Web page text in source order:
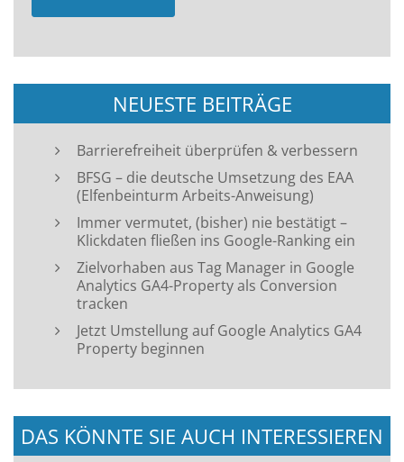
NEUESTE BEITRÄGE
Barrierefreiheit überprüfen & verbessern
BFSG – die deutsche Umsetzung des EAA
(Elfenbeinturm Arbeits-Anweisung)
Immer vermutet, (bisher) nie bestätigt –
Klickdaten fließen ins Google-Ranking ein
Zielvorhaben aus Tag Manager in Google
Analytics GA4-Property als Conversion
tracken
Jetzt Umstellung auf Google Analytics GA4
Property beginnen
DAS KÖNNTE SIE AUCH INTERESSIEREN